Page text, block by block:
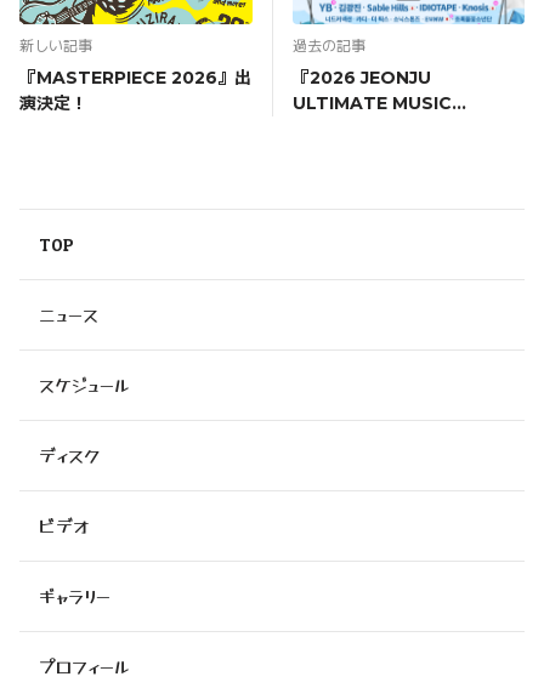
新しい記事
『MASTERPIECE 2026』出
演決定！
過去の記事
『2026 JEONJU
ULTIMATE MUSIC
TOP
ニュース
スケジュール
ディスク
ビデオ
ギャラリー
プロフィール